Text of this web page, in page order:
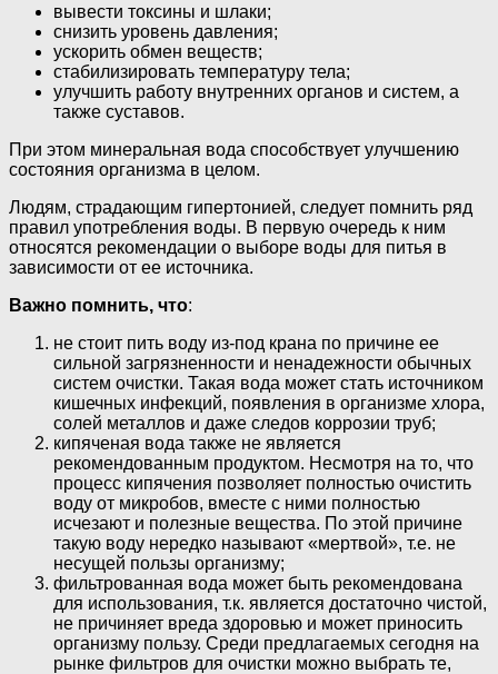
вывести токсины и шлаки;
снизить уровень давления;
ускорить обмен веществ;
стабилизировать температуру тела;
улучшить работу внутренних органов и систем, а
также суставов.
При этом минеральная вода способствует улучшению
состояния организма в целом.
Людям, страдающим гипертонией, следует помнить ряд
правил употребления воды. В первую очередь к ним
относятся рекомендации о выборе воды для питья в
зависимости от ее источника.
Важно помнить, что:
не стоит пить воду из-под крана по причине ее
сильной загрязненности и ненадежности обычных
систем очистки. Такая вода может стать источником
кишечных инфекций, появления в организме хлора,
солей металлов и даже следов коррозии труб;
кипяченая вода также не является
рекомендованным продуктом. Несмотря на то, что
процесс кипячения позволяет полностью очистить
воду от микробов, вместе с ними полностью
исчезают и полезные вещества. По этой причине
такую воду нередко называют «мертвой», т.е. не
несущей пользы организму;
фильтрованная вода может быть рекомендована
для использования, т.к. является достаточно чистой,
не причиняет вреда здоровью и может приносить
организму пользу. Среди предлагаемых сегодня на
рынке фильтров для очистки можно выбрать те,